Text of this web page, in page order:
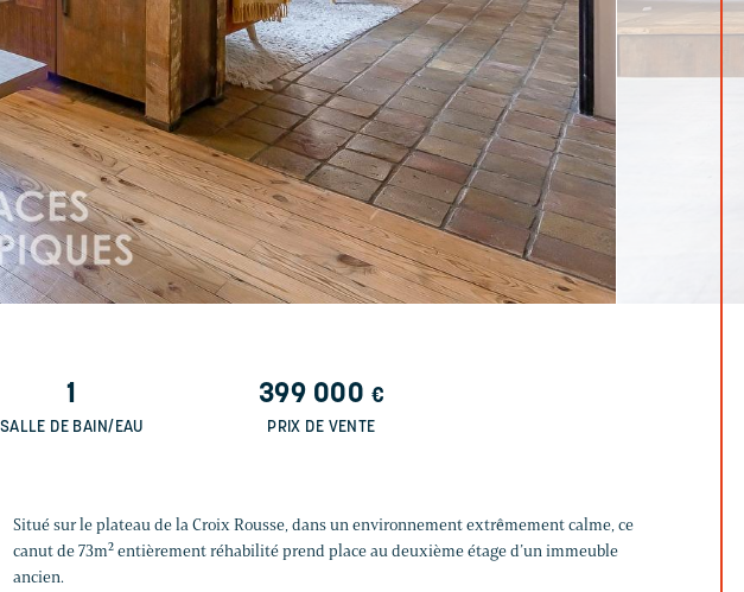
1
SALLE DE BAIN/EAU
399 000 €
PRIX DE VENTE
Situé sur le plateau de la Croix Rousse, dans un environnement extrêmement calme, ce
canut de 73m² entièrement réhabilité prend place au deuxième étage d’un immeuble
ancien.